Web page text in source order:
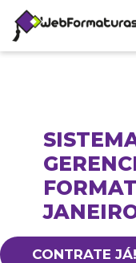
CONTRATE JÁ!